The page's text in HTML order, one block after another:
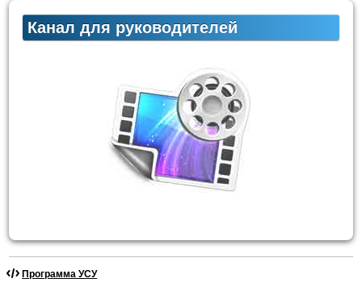
Канал для руководителей
Программа УСУ